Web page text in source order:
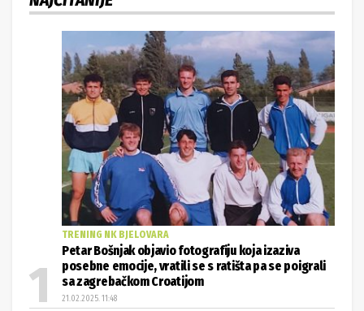
TRENING NK BJELOVARA
Petar Bošnjak objavio fotografiju koja izaziva
posebne emocije, vratili se s ratišta pa se poigrali
sa zagrebačkom Croatijom
21.02.2025. 11:48